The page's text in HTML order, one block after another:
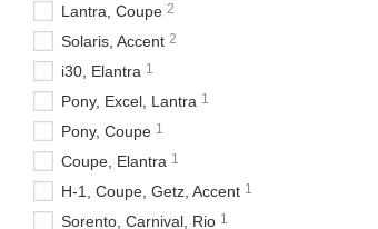
Lantra, Coupe 2
Solaris, Accent 2
i30, Elantra 1
Pony, Excel, Lantra 1
Pony, Coupe 1
Coupe, Elantra 1
H-1, Coupe, Getz, Accent 1
Sorento, Carnival, Rio 1